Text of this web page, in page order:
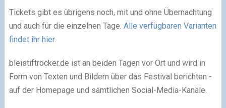
Tickets gibt es übrigens noch, mit und ohne Übernachtung
und auch für die einzelnen Tage. Alle verfügbaren Varianten
findet ihr hier.
bleistiftrocker.de ist an beiden Tagen vor Ort und wird in
Form von Texten und Bildern über das Festival berichten -
auf der Homepage und sämtlichen Social-Media-Kanäle.